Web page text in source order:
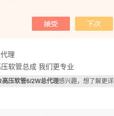
编织层 L 非常柔韧 M 针对甲醇
理
理
软管总成 我们更专业
压软管6/2W总代理感兴趣，想了解更